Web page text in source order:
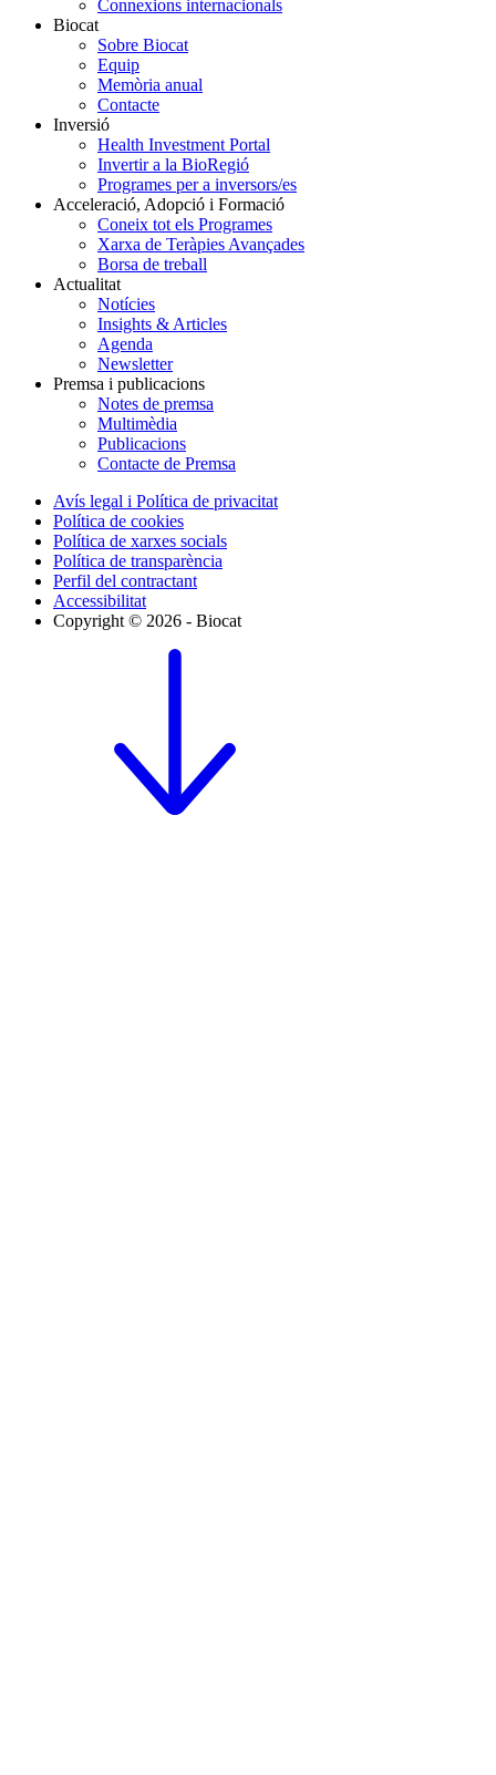
Connexions internacionals
Biocat
Sobre Biocat
Equip
Memòria anual
Contacte
Inversió
Health Investment Portal
Invertir a la BioRegió
Programes per a inversors/es
Acceleració, Adopció i Formació
Coneix tot els Programes
Xarxa de Teràpies Avançades
Borsa de treball
Actualitat
Notícies
Insights & Articles
Agenda
Newsletter
Premsa i publicacions
Notes de premsa
Multimèdia
Publicacions
Contacte de Premsa
Avís legal i Política de privacitat
Política de cookies
Política de xarxes socials
Política de transparència
Perfil del contractant
Accessibilitat
Copyright © 2026 - Biocat